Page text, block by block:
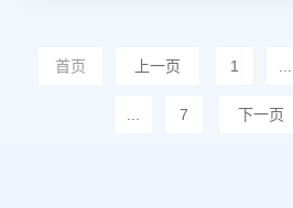
首页 上一页 1
7 下一页